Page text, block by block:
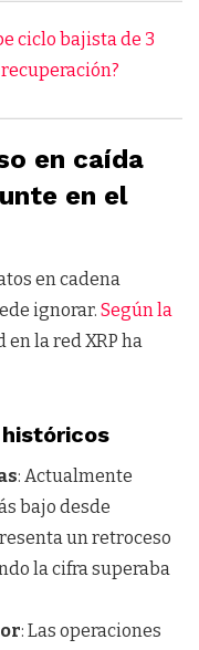
ciclo bajista de 3
en caída
en el
en cadena
ignorar. Según la
en la red XRP ha
: Actualmente
bajo desde
un retroceso
la cifra superaba
: Las operaciones